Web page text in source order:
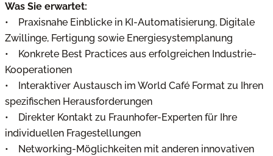
Was Sie erwartet:
• Praxisnahe Einblicke in KI-Automatisierung, Digitale
Zwillinge, Fertigung sowie Energiesystemplanung
• Konkrete Best Practices aus erfolgreichen Industrie-
Kooperationen
• Interaktiver Austausch im World Café Format zu Ihren
spezifischen Herausforderungen
• Direkter Kontakt zu Fraunhofer-Experten für Ihre
individuellen Fragestellungen
• Networking-Möglichkeiten mit anderen innovativen